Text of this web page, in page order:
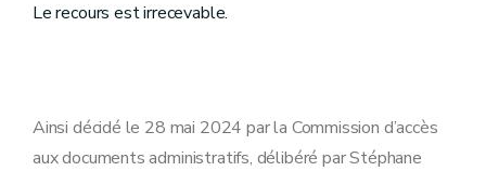
Le recours est irrecevable.
Ainsi décidé le 28 mai 2024 par la Commission d’accès
aux documents administratifs, délibéré par Stéphane